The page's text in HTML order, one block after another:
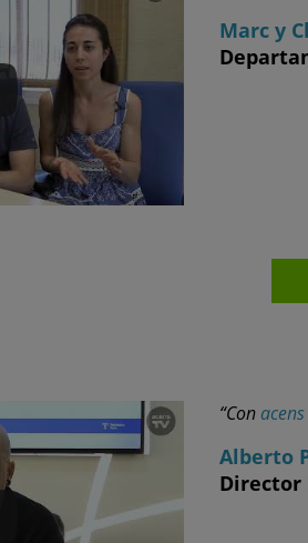
Marc y
“Con acens
Alberto
Director